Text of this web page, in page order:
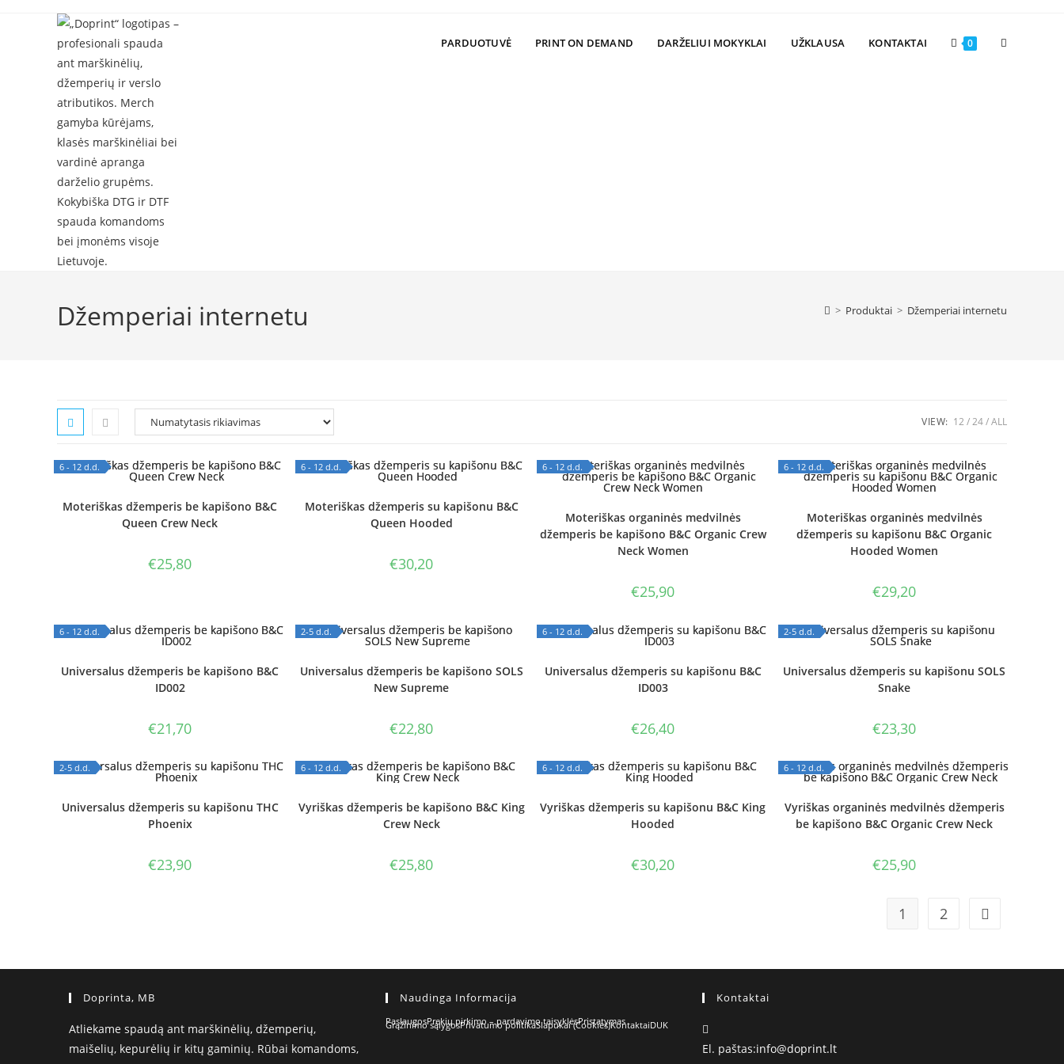
PARDUOTUVĖ PRINT ON DEMAND DARŽELIUI MOKYKLAI UŽKLAUSA KONTAKTAI 0 Toggle
Džemperiai internetu > Produktai > Džemperiai internetu
VIEW: 12 24 ALL
6 - 12 d.d.
OUT OF STOCK
Moteriškas džemperis be kapišono B&C
Queen Crew Neck
€25,80
6 - 12 d.d.
OUT OF STOCK
Moteriškas džemperis su kapišonu B&C
Queen Hooded
€30,20
6 - 12 d.d.
OUT OF STOCK
Moteriškas organinės medvilnės
džemperis be kapišono B&C Organic Crew
Neck Women
€25,90
6 - 12 d.d.
OUT OF STOCK
Moteriškas organinės medvilnės
džemperis su kapišonu B&C Organic
Hooded Women
€29,20
6 - 12 d.d.
Universalus džemperis be kapišono B&C
ID002
€21,70
2-5 d.d.
Universalus džemperis be kapišono SOLS
New Supreme
€22,80
6 - 12 d.d.
Universalus džemperis su kapišonu B&C
ID003
€26,40
2-5 d.d.
Universalus džemperis su kapišonu SOLS
Snake
€23,30
2-5 d.d.
Universalus džemperis su kapišonu THC
Phoenix
€23,90
6 - 12 d.d.
Vyriškas džemperis be kapišono B&C King
Crew Neck
€25,80
6 - 12 d.d.
Vyriškas džemperis su kapišonu B&C King
Hooded
€30,20
6 - 12 d.d.
OUT OF STOCK
Vyriškas organinės medvilnės džemperis
be kapišono B&C Organic Crew Neck
€25,90
1 2
Doprinta, MB
Atliekame spaudą ant marškinėlių, džemperių,
maišelių, kepurėlių ir kitų gaminių. Rūbai komandoms,
Naudinga Informacija
PaslaugosPrekių pirkimo – pardavimo taisyklėsPristatymas
Grąžinimo sąlygosPrivatumo politikaSlapukai (Cookies)KontaktaiDUK
Kontaktai
El. paštas:info@doprint.ltOpens